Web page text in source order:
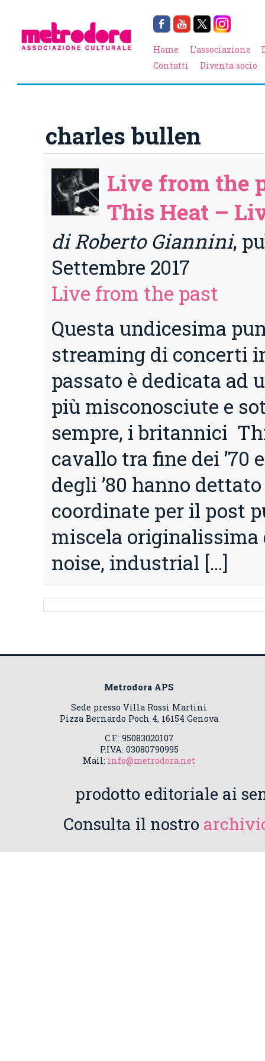
Home L’associazione
Contatti
Diventa socio
charles bullen
Live from the
This Heat –
di Roberto Giannini,
Settembre 2017
Live from the past
Questa undicesima
streaming di concerti
passato è dedicata ad
più misconosciute e
sempre, i britannici
cavallo tra fine dei ’70
degli ’80 hanno
coordinate per il post
miscela
noise, industrial […]
Metrodora APS
Sede presso Villa Rossi Martini
Pizza Bernardo Poch 4, 16154 Genova
C.F.: 95083020107
P.IVA: 03080790995
Mail: info@metrodora.net
prodotto editoriale ai
Consulta il nostro